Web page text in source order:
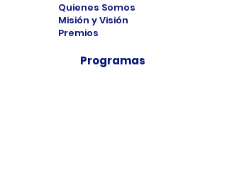
Quienes Somos
Misión y Visión
Premios
Programas